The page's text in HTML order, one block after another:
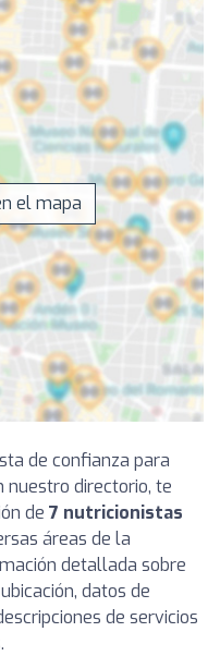
el mapa
de confianza para
nuestro directorio, te
de 7 nutricionistas
áreas de la
detallada sobre
datos de
de servicios